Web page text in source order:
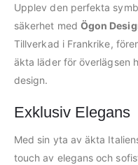
Upplev den perfekta
säkerhet med Ögon
Tillverkad i Frankrike,
äkta läder för överlägsen
design.
Exklusiv Elegans
Med sin yta av äkta
touch av elegans och